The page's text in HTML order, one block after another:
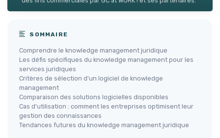
SOMMAIRE
Comprendre le knowledge management juridique
Les défis spécifiques du knowledge management pour les
services juridiques
Critères de sélection d'un logiciel de knowledge
management
Comparaison des solutions logicielles disponibles
Cas d'utilisation : comment les entreprises optimisent leur
gestion des connaissances
Tendances futures du knowledge management juridique